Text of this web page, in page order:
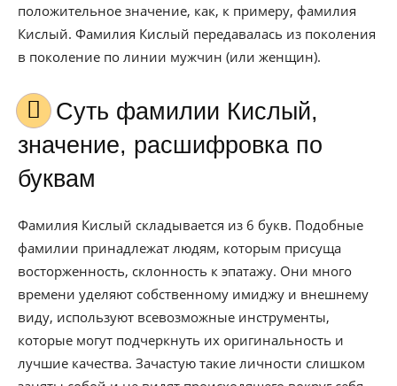
положительное значение, как, к примеру, фамилия
Кислый. Фамилия Кислый передавалась из поколения
в поколение по линии мужчин (или женщин).
Cуть фамилии Кислый,
значение, расшифровка по
буквам
Фамилия Кислый складывается из 6 букв. Подобные
фамилии принадлежат людям, которым присуща
восторженность, склонность к эпатажу. Они много
времени уделяют собственному имиджу и внешнему
виду, используют всевозможные инструменты,
которые могут подчеркнуть их оригинальность и
лучшие качества. Зачастую такие личности слишком